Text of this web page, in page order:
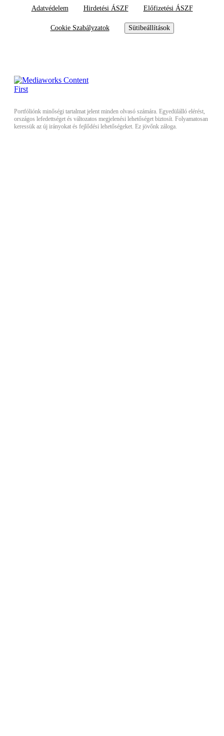
Adatvédelem Hirdetési ÁSZF Előfizetési ÁSZF
Cookie Szabályzatok Sütibeállítások
Portfóliónk minőségi tartalmat jelent minden olvasó számára. Egyedülálló elérést,
országos lefedettséget és változatos megjelenési lehetőséget biztosít. Folyamatosan
keressük az új irányokat és fejlődési lehetőségeket. Ez jövőnk záloga.